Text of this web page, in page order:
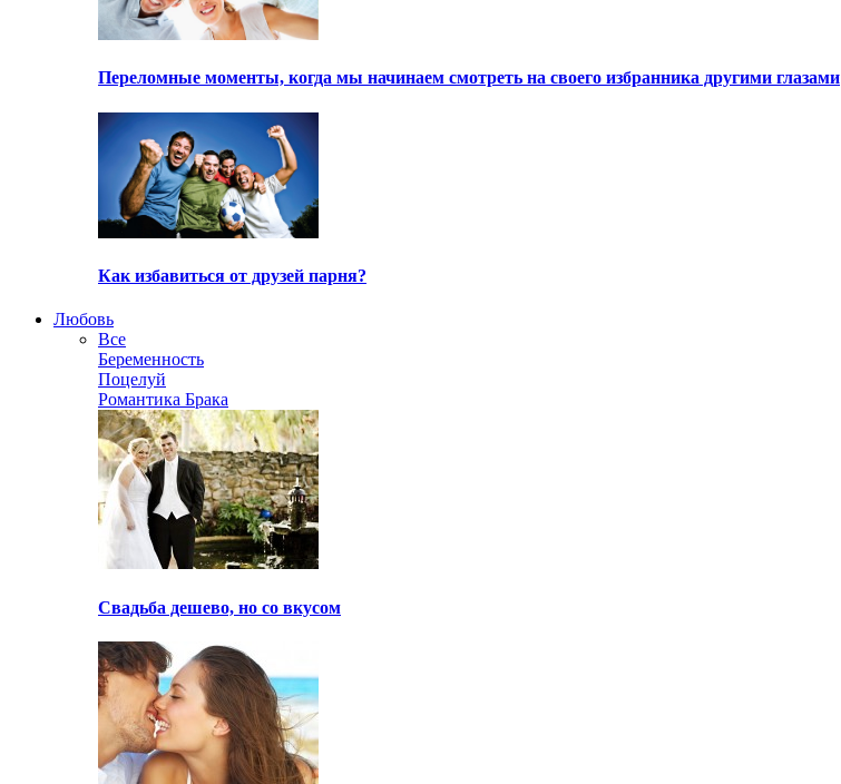
Переломные моменты, когда мы начинаем смотреть на своего избранника другими глазами
Как избавиться от друзей парня?
Любовь
Все
Беременность
Поцелуй
Романтика Брака
Свадьба дешево, но со вкусом